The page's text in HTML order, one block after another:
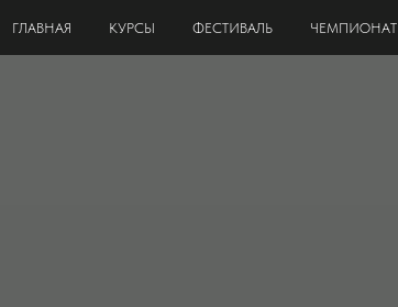
ГЛАВНАЯ КУРСЫ ФЕСТИВАЛЬ ЧЕМПИОНАТ